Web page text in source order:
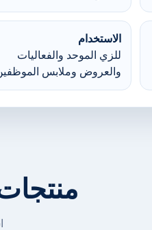
الاستخدام
للزي الموحد والفعاليات
والعروض وملابس